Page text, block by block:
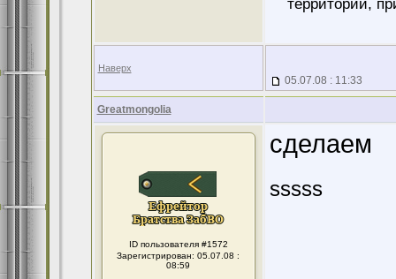
территорий,
Наверх
05.07.08 : 11:33
Greatmongolia
ID пользователя #1572
Зарегистрирован: 05.07.08 :
08:59
сделаем
sssss